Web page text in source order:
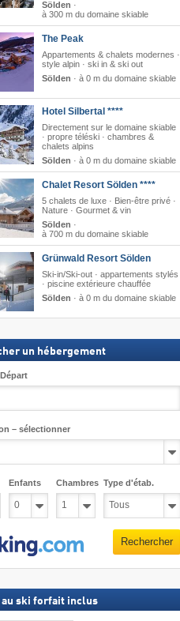
Sölden ·
à 300 m du domaine skiable
The Peak
Appartements & chalets modernes ·
style alpin · ski in & ski out
Sölden · à 0 m du domaine skiable
Hotel Silbertal ****
Directement sur le domaine skiable
· propre téléski · chambres &
chalets alpins
Sölden · à 0 m du domaine skiable
Chalet Resort Sölden ****
5 chalets de luxe · Bien-être privé ·
Nature · Gourmet & vin
Sölden ·
à 700 m du domaine skiable
Grünwald Resort Sölden
Ski-in/Ski-out · appartements stylés
· piscine extérieure chauffée
Sölden · à 0 m du domaine skiable
un hébergement
– sélectionner
Enfants Chambres Type d'étab.
Rechercher
au ski forfait inclus